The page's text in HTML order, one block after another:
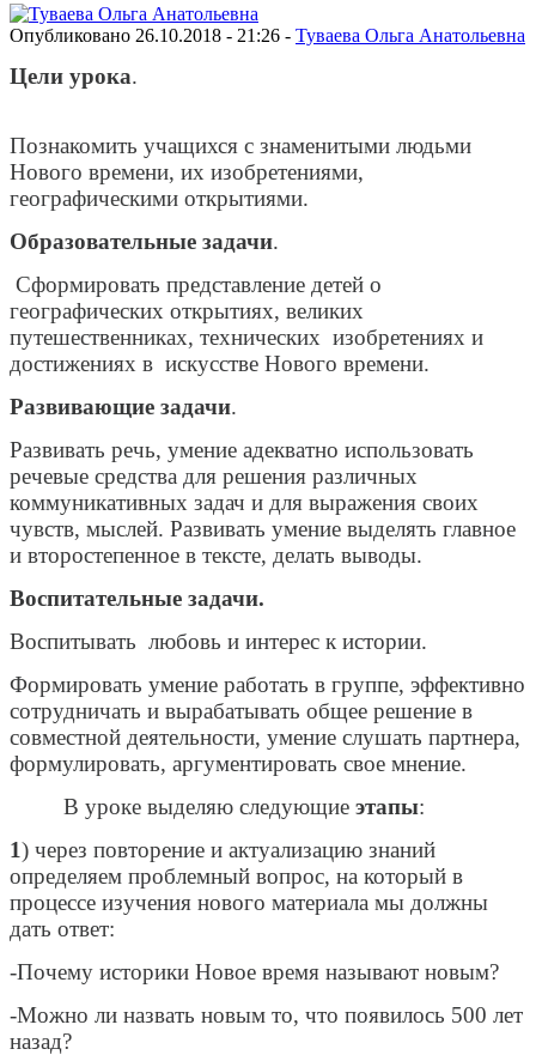
Опубликовано 26.10.2018 - 21:26 - Туваева Ольга Анатольевна
Цели урока.
Познакомить учащихся с знаменитыми людьми
Нового времени, их изобретениями,
географическими открытиями.
Образовательные задачи.
Сформировать представление детей о
географических открытиях, великих
путешественниках, технических изобретениях и
достижениях в искусстве Нового времени.
Развивающие задачи.
Развивать речь, умение адекватно использовать
речевые средства для решения различных
коммуникативных задач и для выражения своих
чувств, мыслей. Развивать умение выделять главное
и второстепенное в тексте, делать выводы.
Воспитательные задачи.
Воспитывать любовь и интерес к истории.
Формировать умение работать в группе, эффективно
сотрудничать и вырабатывать общее решение в
совместной деятельности, умение слушать партнера,
формулировать, аргументировать свое мнение.
В уроке выделяю следующие этапы:
1) через повторение и актуализацию знаний
определяем проблемный вопрос, на который в
процессе изучения нового материала мы должны
дать ответ:
-Почему историки Новое время называют новым?
-Можно ли назвать новым то, что появилось 500 лет
назад?